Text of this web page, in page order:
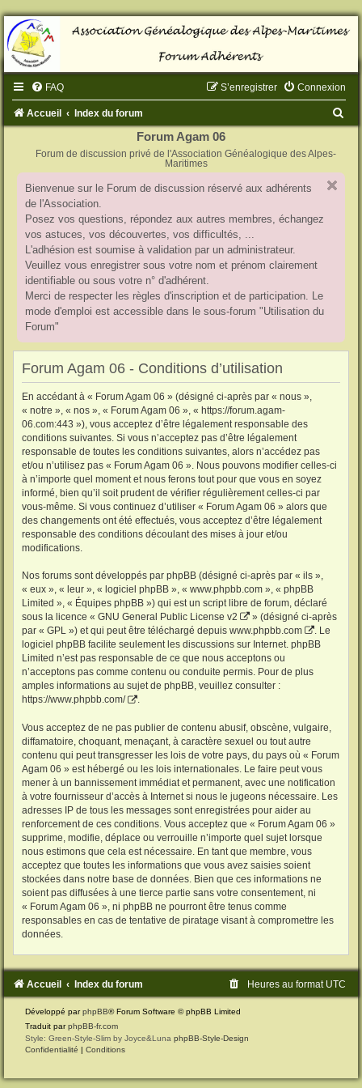
FAQ Connexion
S’enregistrer
Accueil Index du forum
Forum Agam 06
Forum de discussion privé de l'Association Généalogique des Alpes-
Maritimes
Bienvenue sur le Forum de discussion réservé aux adhérents
de l'Association.
Posez vos questions, répondez aux autres membres, échangez
vos astuces, vos découvertes, vos difficultés, ...
L'adhésion est soumise à validation par un administrateur.
Veuillez vous enregistrer sous votre nom et prénom clairement
identifiable ou sous votre n° d'adhérent.
Merci de respecter les règles d'inscription et de participation. Le
mode d'emploi est accessible dans le sous-forum "Utilisation du
Forum"
Forum Agam 06 - Conditions d’utilisation
En accédant à « Forum Agam 06 » (désigné ci-après par « nous »,
« notre », « nos », « Forum Agam 06 », « https://forum.agam-
06.com:443 »), vous acceptez d’être légalement responsable des
conditions suivantes. Si vous n’acceptez pas d’être légalement
responsable de toutes les conditions suivantes, alors n’accédez pas
et/ou n’utilisez pas « Forum Agam 06 ». Nous pouvons modifier celles-ci
à n’importe quel moment et nous ferons tout pour que vous en soyez
informé, bien qu’il soit prudent de vérifier régulièrement celles-ci par
vous-même. Si vous continuez d’utiliser « Forum Agam 06 » alors que
des changements ont été effectués, vous acceptez d’être légalement
responsable des conditions découlant des mises à jour et/ou
modifications.
Nos forums sont développés par phpBB (désigné ci-après par « ils »,
« eux », « leur », « logiciel phpBB », « www.phpbb.com », « phpBB
Limited », « Équipes phpBB ») qui est un script libre de forum, déclaré
sous la licence « GNU General Public License v2
» (désigné ci-après
par « GPL ») et qui peut être téléchargé depuis www.phpbb.com
. Le
logiciel phpBB facilite seulement les discussions sur Internet. phpBB
Limited n’est pas responsable de ce que nous acceptons ou
n’acceptons pas comme contenu ou conduite permis. Pour de plus
amples informations au sujet de phpBB, veuillez consulter :
https://www.phpbb.com/
.
Vous acceptez de ne pas publier de contenu abusif, obscène, vulgaire,
diffamatoire, choquant, menaçant, à caractère sexuel ou tout autre
contenu qui peut transgresser les lois de votre pays, du pays où « Forum
Agam 06 » est hébergé ou les lois internationales. Le faire peut vous
mener à un bannissement immédiat et permanent, avec une notification
à votre fournisseur d’accès à Internet si nous le jugeons nécessaire. Les
adresses IP de tous les messages sont enregistrées pour aider au
renforcement de ces conditions. Vous acceptez que « Forum Agam 06 »
supprime, modifie, déplace ou verrouille n’importe quel sujet lorsque
nous estimons que cela est nécessaire. En tant que membre, vous
acceptez que toutes les informations que vous avez saisies soient
stockées dans notre base de données. Bien que ces informations ne
soient pas diffusées à une tierce partie sans votre consentement, ni
« Forum Agam 06 », ni phpBB ne pourront être tenus comme
responsables en cas de tentative de piratage visant à compromettre les
données.
Accueil Index du forum Heures au format UTC
Développé parphpBB® Forum Software © phpBB Limited
Traduit parphpBB-fr.com
Style: Green-Style-Slim by Joyce&Luna phpBB-Style-Design
Confidentialité | Conditions